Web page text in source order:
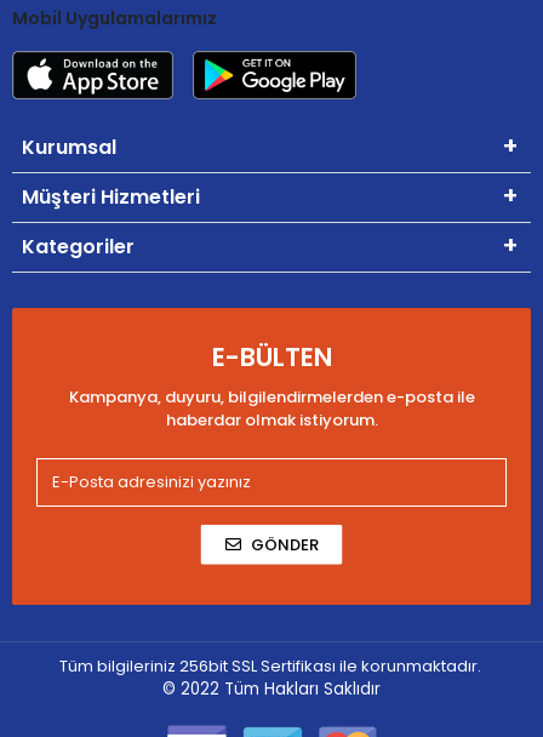
Mobil Uygulamalarımız
Kurumsal
Müşteri Hizmetleri
Kategoriler
E-BÜLTEN
Kampanya, duyuru, bilgilendirmelerden e-posta ile
haberdar olmak istiyorum.
GÖNDER
Tüm bilgileriniz 256bit SSL Sertifikası ile korunmaktadır.
© 2022 Tüm Hakları Saklıdır